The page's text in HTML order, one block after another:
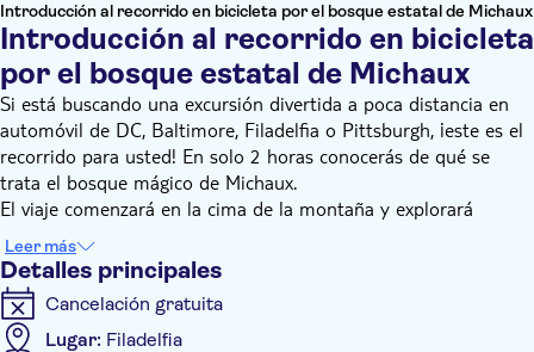
Introducción al recorrido en bicicleta por el bosque estatal de Michaux
Introducción al recorrido en bicicleta
por el bosque estatal de Michaux
Si está buscando una excursión divertida a poca distancia en
automóvil de DC, Baltimore, Filadelfia o Pittsburgh, ¡este es el
recorrido para usted! En solo 2 horas conocerás de qué se
trata el bosque mágico de Michaux.
El viaje comenzará en la cima de la montaña y explorará
senderos más fáciles, pero aún le dará una idea de una pista
única y dulce que lo hará regresar por más.
¡Traiga su propia bicicleta y casco o alquilelos para el recorrido
y prepárese para una aventura inolvidable!
Leer más
Detalles principales
Cancelación gratuita
Lugar: Filadelfia